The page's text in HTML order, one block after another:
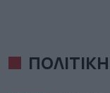
ΠΟΛΙΤΙΚΗ